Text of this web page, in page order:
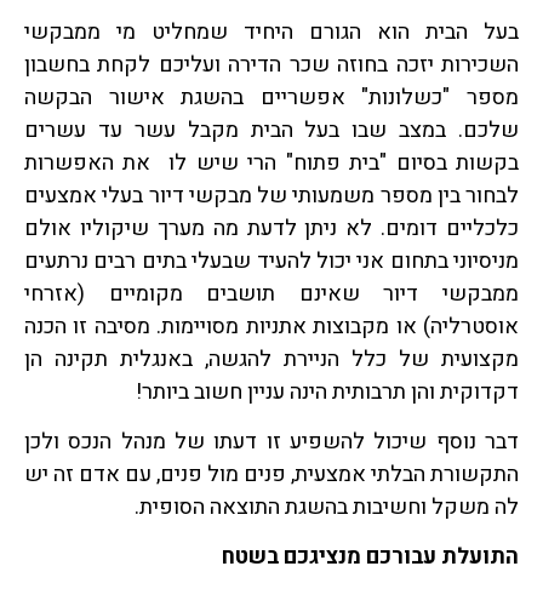
בעל הבית הוא הגורם היחיד שמחליט מי ממבקשי
השכירות יזכה בחוזה שכר הדירה ועליכם לקחת בחשבון
מספר "כשלונות" אפשריים בהשגת אישור הבקשה
שלכם. במצב שבו בעל הבית מקבל עשר עד עשרים
בקשות בסיום "בית פתוח" הרי שיש לו את האפשרות
לבחור בין מספר משמעותי של מבקשי דיור בעלי אמצעים
כלכליים דומים. לא ניתן לדעת מה מערך שיקוליו אולם
מניסיוני בתחום אני יכול להעיד שבעלי בתים רבים נרתעים
ממבקשי דיור שאינם תושבים מקומיים (אזרחי
אוסטרליה) או מקבוצות אתניות מסויימות. מסיבה זו הכנה
מקצועית של כלל הניירת להגשה, באנגלית תקינה הן
דקדוקית והן תרבותית הינה עניין חשוב ביותר!
דבר נוסף שיכול להשפיע זו דעתו של מנהל הנכס ולכן
התקשורת הבלתי אמצעית, פנים מול פנים, עם אדם זה יש
לה משקל וחשיבות בהשגת התוצאה הסופית.
התועלת עבורכם מנציגכם בשטח